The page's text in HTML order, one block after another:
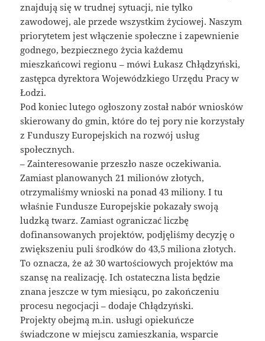
znajdują się w trudnej sytuacji, nie tylko
zawodowej, ale przede wszystkim życiowej. Naszym
priorytetem jest włączenie społeczne i zapewnienie
godnego, bezpiecznego życia każdemu
mieszkańcowi regionu – mówi Łukasz Chłądzyński,
zastępca dyrektora Wojewódzkiego Urzędu Pracy w
Łodzi.
Pod koniec lutego ogłoszony został nabór wniosków
skierowany do gmin, które do tej pory nie korzystały
z Funduszy Europejskich na rozwój usług
społecznych.
– Zainteresowanie przeszło nasze oczekiwania.
Zamiast planowanych 21 milionów złotych,
otrzymaliśmy wnioski na ponad 43 miliony. I tu
właśnie Fundusze Europejskie pokazały swoją
ludzką twarz. Zamiast ograniczać liczbę
dofinansowanych projektów, podjęliśmy decyzję o
zwiększeniu puli środków do 43,5 miliona złotych.
To oznacza, że aż 30 wartościowych projektów ma
szansę na realizację. Ich ostateczna lista będzie
znana jeszcze w tym miesiącu, po zakończeniu
procesu negocjacji – dodaje Chłądzyński.
Projekty obejmą m.in. usługi opiekuńcze
świadczone w miejscu zamieszkania, wsparcie